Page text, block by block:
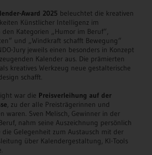
Award 2025 beleuchtet die kreativen
Künstlicher Intelligenz im
Kategorien „Humor im Beruf“,
und „Windkraft schafft Bewegung“
Jury jeweils einen besonders in Konzept
Kalender aus. Die prämierten
kreatives Werkzeug neue gestalterische
schafft.
war die Preisverleihung auf der
, zu der alle Preisträgerinnen und
waren. Sven Melisch, Gewinner in der
nahm seine Auszeichnung persönlich
Gelegenheit zum Austausch mit der
über Kalendergestaltung, KI-Tools